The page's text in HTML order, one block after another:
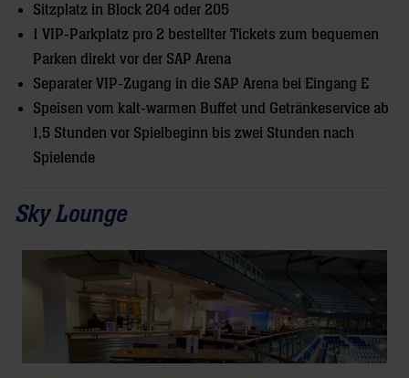
Sitzplatz in Block 204 oder 205
1 VIP-Parkplatz pro 2 bestellter Tickets zum bequemen
Parken direkt vor der SAP Arena
Separater VIP-Zugang in die SAP Arena bei Eingang E
Speisen vom kalt-warmen Buffet und Getränkeservice ab
1,5 Stunden vor Spielbeginn bis zwei Stunden nach
Spielende
Sky Lounge